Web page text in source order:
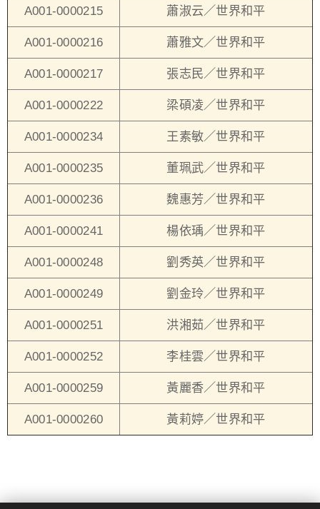
A001-0000215 蕭淑云／世界和平
A001-0000216 蕭雅文／世界和平
A001-0000217 張志民／世界和平
A001-0000222 梁碩凌／世界和平
A001-0000234 王素敏／世界和平
A001-0000235 董珮武／世界和平
A001-0000236 魏惠芳／世界和平
A001-0000241 楊依瑀／世界和平
A001-0000248 劉秀英／世界和平
A001-0000249 劉金玲／世界和平
A001-0000251 洪湘茹／世界和平
A001-0000252 李桂雲／世界和平
A001-0000259 黃麗香／世界和平
A001-0000260 黃莉婷／世界和平